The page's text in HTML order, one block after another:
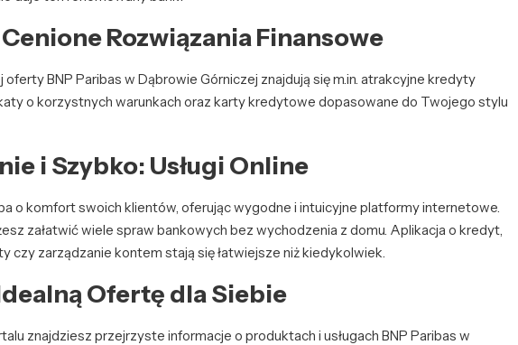
Rozwiązania Finansowe
BNP Paribas w Dąbrowie Górniczej znajdują się m.in. atrakcyjne kredyty
o korzystnych warunkach oraz karty kredytowe dopasowane do Twojego stylu
i Szybko: Usługi Online
o komfort swoich klientów, oferując wygodne i intuicyjne platformy internetowe.
załatwić wiele spraw bankowych bez wychodzenia z domu. Aplikacja o kredyt,
czy zarządzanie kontem stają się łatwiejsze niż kiedykolwiek.
Ofertę dla Siebie
znajdziesz przejrzyste informacje o produktach i usługach BNP Paribas w